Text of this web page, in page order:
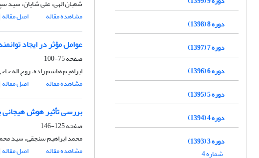
شعبان الهی، علی شایان،
مشاهده مقاله
اصل مقاله
عوامل مؤثر در ایجاد
صفحه75-100
ابراهیم هاشم زاده، روح اله
مشاهده مقاله
اصل مقاله
بررسی تأثیر هوش هیجانی
صفحه125-146
محمد ابراهیم سنجقی، سید
مشاهده مقاله
اصل مقاله
دوره 8 (1398)
دوره 7 (1397)
دوره 6 (1396)
دوره 5 (1395)
دوره 4 (1394)
دوره 3 (1393)
شماره 4